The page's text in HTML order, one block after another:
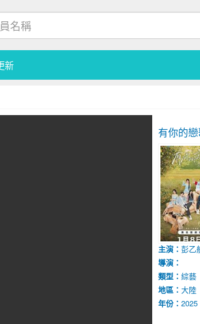
新
有你的
主演： 彭乙
導演：
類型： 綜藝
地區： 大陸
年份： 2025